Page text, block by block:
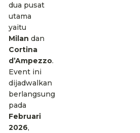
dua pusat
utama
yaitu
Milan dan
Cortina
d’Ampezzo.
Event ini
dijadwalkan
berlangsung
pada
Februari
2026,